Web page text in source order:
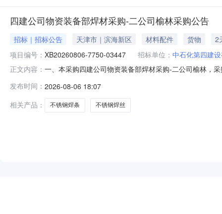
四建公司物资装备部焊材采购-二公司榆林采购公告
招标｜招标公告 天津市｜滨海新区 材料配件 货物
2
项目编号： XB20260806-7750-03447 招标单位： 中石化第四建
正文内容： 一、本采购四建公司物资装备部焊材采购-二公司榆林，
设有限公司物装设备项目工厂/本部物资库
发布时间： 2026-08-06 18:07
相关产品：
不锈钢焊条 不锈钢焊丝